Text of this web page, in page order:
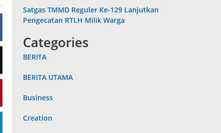
Satgas TMMD Reguler Ke-129 Lanjutkan
Pengecatan RTLH Milik Warga
Categories
BERITA
BERITA UTAMA
Business
Creation